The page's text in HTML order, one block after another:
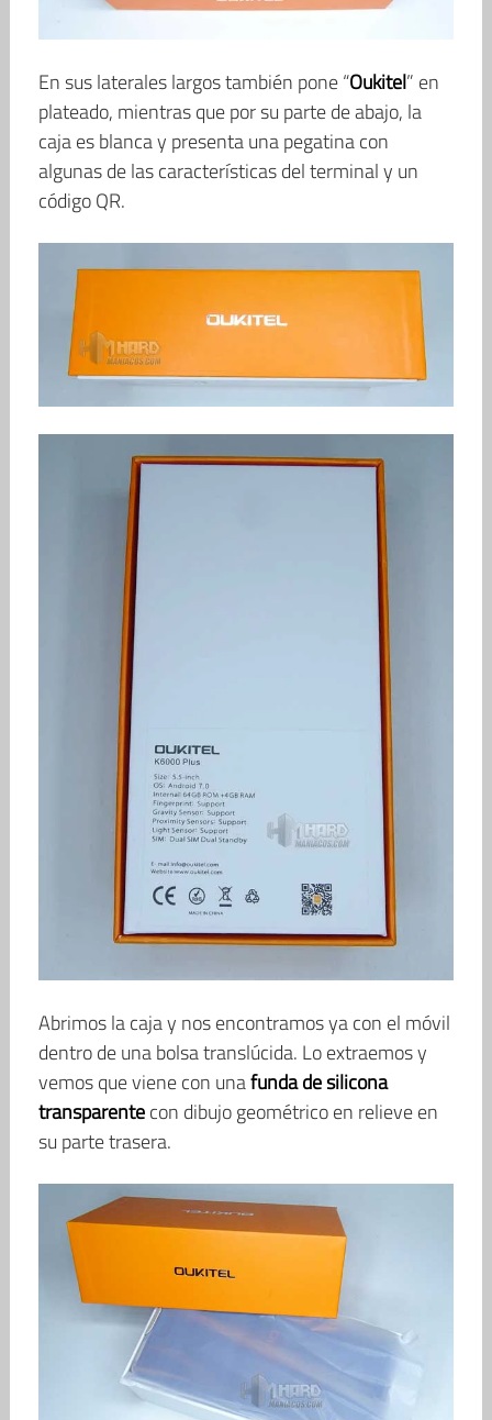
En sus laterales largos también pone “Oukitel” en
plateado, mientras que por su parte de abajo, la
caja es blanca y presenta una pegatina con
algunas de las características del terminal y un
código QR.
Abrimos la caja y nos encontramos ya con el móvil
dentro de una bolsa translúcida. Lo extraemos y
vemos que viene con unafunda de silicona
transparentecon dibujo geométrico en relieve en
su parte trasera.